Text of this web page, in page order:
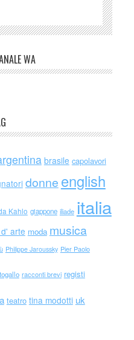
WA
brasile capolavori
donne english
Kahlo giappone iliade italia
arte moda musica
Philippe Jaroussky Pier Paolo
racconti brevi registi
teatro tina modotti uk